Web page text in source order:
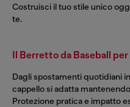
Costruisci il tuo stile unico
te.
Il Berretto da Baseball
Dagli spostamenti quotidiani
cappello si adatta
Protezione pratica e impatto